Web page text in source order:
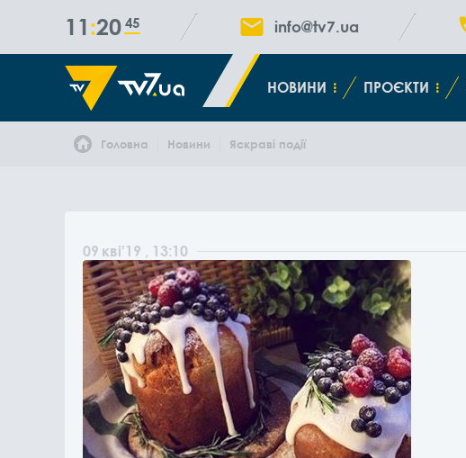
11 20 46 info@tv7.ua
НОВИНИ ПРОЄКТИ
Головна Новини Яскраві події
09 кві'19 , 13:10